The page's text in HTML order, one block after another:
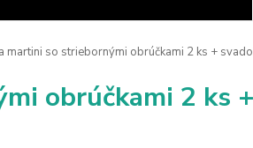
martini so striebornými obrúčkami 2 ks +
obrúčkami 2 ks